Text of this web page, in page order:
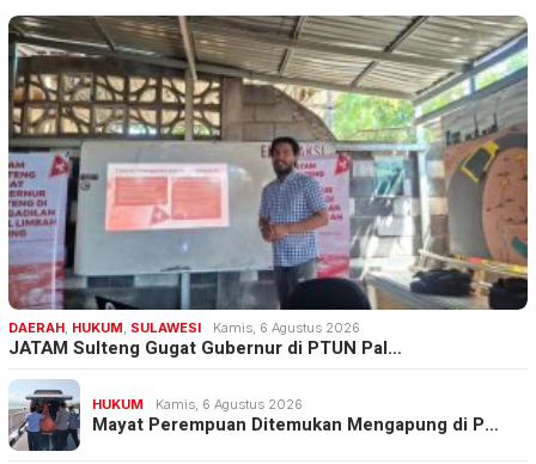
DAERAH, HUKUM, SULAWESI Kamis, 6 Agustus 2026
JATAM Sulteng Gugat Gubernur di PTUN Pal…
HUKUM Kamis, 6 Agustus 2026
Mayat Perempuan Ditemukan Mengapung di P…